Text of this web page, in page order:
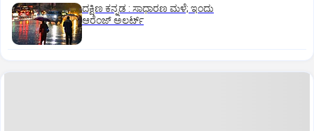
ದಕ್ಷಿಣ ಕನ್ನಡ : ಸಾಧಾರಣ ಮಳೆ; ಇಂದು
ಆರೆಂಜ್‌ ಅಲರ್ಟ್